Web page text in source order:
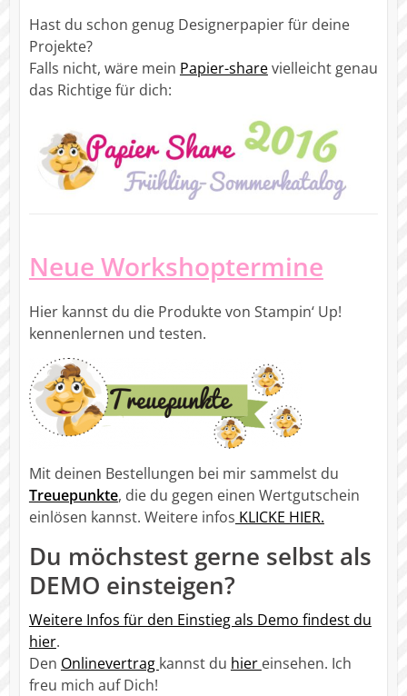
Hast du schon genug Designerpapier für deine
Projekte?
Falls nicht, wäre mein Papier-sharevielleicht genau
das Richtige für dich:
Neue Workshoptermine
Hier kannst du die Produkte von Stampin‘ Up!
kennenlernen und testen.
Mit deinen Bestellungen bei mir sammelst du
Treuepunkte, die du gegen einen Wertgutschein
einlösen kannst. Weitere infos KLICKE HIER.
Du möchstest gerne selbst als
DEMO einsteigen?
Weitere Infos für den Einstieg als Demo findest du
hier.
Den Onlinevertrag kannst du hier einsehen. Ich
freu mich auf Dich!